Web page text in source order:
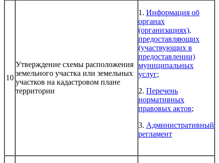
10
Утверждение схемы расположения
земельного участка или земельных
участков на кадастровом плане
территории
1. Информация об
органах
(организациях),
предоставляющих
(участвующих в
предоставлении)
муниципальных
услуг;
2. Перечень
нормативных
правовых актов;
3. Административный
регламент